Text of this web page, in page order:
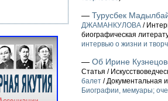
— Турусбек
ДЖАМАНКУЛОВА /
биографическая
интервью о жизни и
— Об Ирине
Статья /
балет / Документальная
Биографии, мемуары;